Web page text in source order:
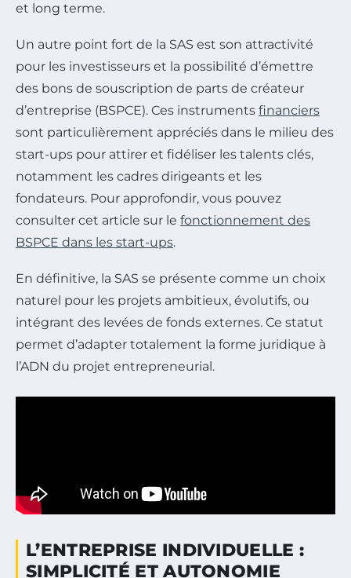
et long terme.
Un autre point fort de la SAS est son attractivité
pour les investisseurs et la possibilité d’émettre
des bons de souscription de parts de créateur
d’entreprise (BSPCE). Ces instruments financiers
sont particulièrement appréciés dans le milieu des
start-ups pour attirer et fidéliser les talents clés,
notamment les cadres dirigeants et les
fondateurs. Pour approfondir, vous pouvez
consulter cet article sur le fonctionnement des
BSPCE dans les start-ups.
En définitive, la SAS se présente comme un choix
naturel pour les projets ambitieux, évolutifs, ou
intégrant des levées de fonds externes. Ce statut
permet d’adapter totalement la forme juridique à
l’ADN du projet entrepreneurial.
L’ENTREPRISE INDIVIDUELLE :
SIMPLICITÉ ET AUTONOMIE